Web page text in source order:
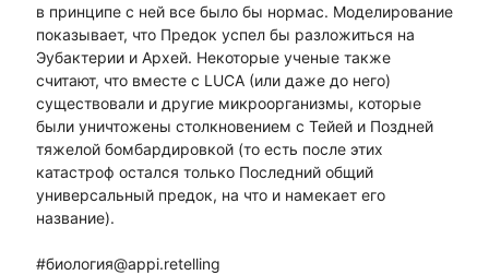
в принципе с ней все было бы нормас. Моделирование
показывает, что Предок успел бы разложиться на
Эубактерии и Архей. Некоторые ученые также
считают, что вместе с LUCA (или даже до него)
существовали и другие микроорганизмы, которые
были уничтожены столкновением с Тейей и Поздней
тяжелой бомбардировкой (то есть после этих
катастроф остался только Последний общий
универсальный предок, на что и намекает его
название).
#биология@appi.retelling